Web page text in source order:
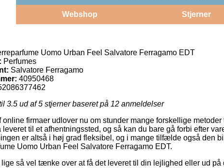
Webshop Stjerner
Uomo Urban Feel Salvatore Ferragamo EDT
Perfumes
Salvatore Ferragamo
40950468
3.5 ud af 5 stjerner baseret på 12 anmeldelser
online firmaer udlover nu om stunder mange forskellige
leveret til et afhentningssted, og så kan du bare gå forbi efter
er altså i høj grad fleksibel, og i mange tilfælde også den
Uomo Urban Feel Salvatore Ferragamo EDT.
lige så vel tænke over at få det leveret til din lejlighed eller ud